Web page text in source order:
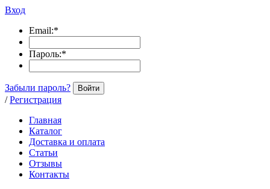
Вход
Email:*
Пароль:*
Забыли пароль? Войти
/ Регистрация
Главная
Каталог
Доставка и оплата
Статьи
Отзывы
Контакты